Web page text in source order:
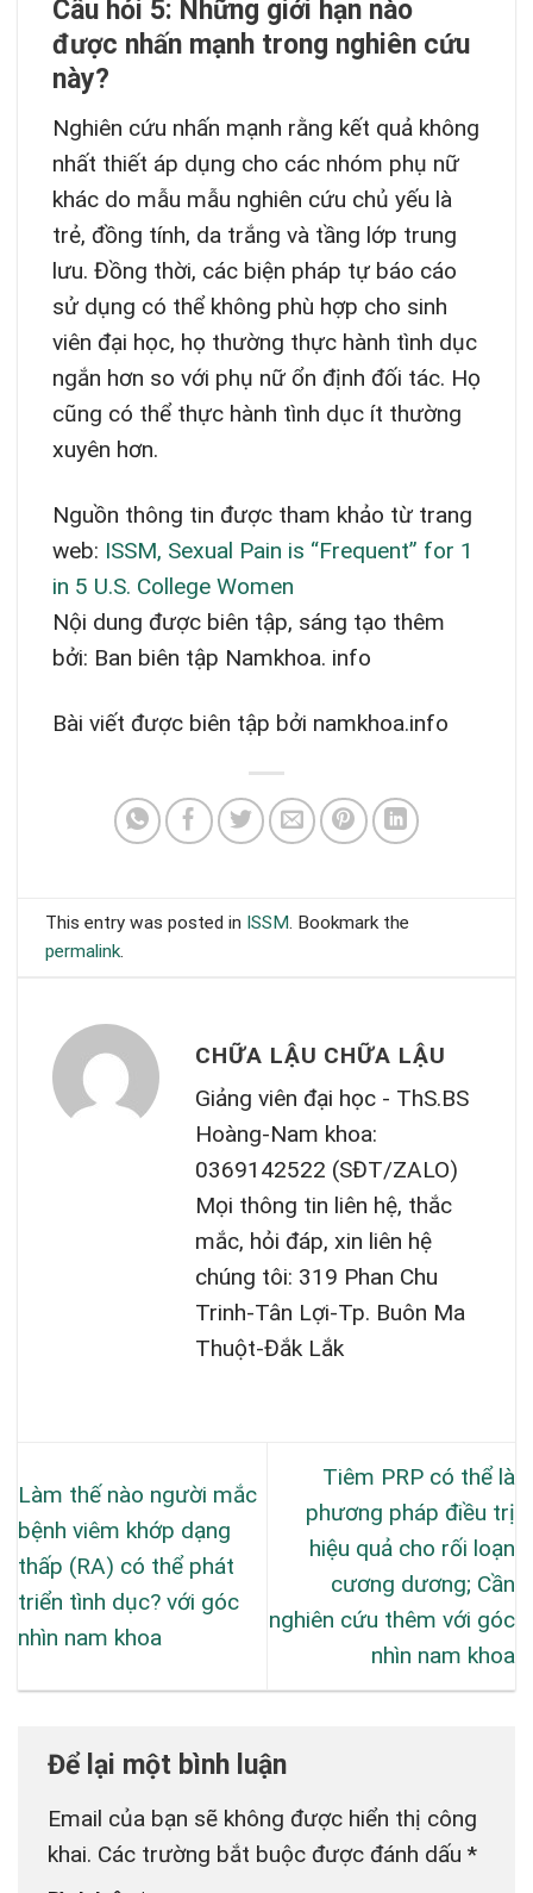
Câu hỏi 5: Những giới hạn nào
được nhấn mạnh trong nghiên cứu
này?
Nghiên cứu nhấn mạnh rằng kết quả không
nhất thiết áp dụng cho các nhóm phụ nữ
khác do mẫu mẫu nghiên cứu chủ yếu là
trẻ, đồng tính, da trắng và tầng lớp trung
lưu. Đồng thời, các biện pháp tự báo cáo
sử dụng có thể không phù hợp cho sinh
viên đại học, họ thường thực hành tình dục
ngắn hơn so với phụ nữ ổn định đối tác. Họ
cũng có thể thực hành tình dục ít thường
xuyên hơn.
Nguồn thông tin được tham khảo từ trang
web: ISSM, Sexual Pain is “Frequent” for 1
in 5 U.S. College Women
Nội dung được biên tập, sáng tạo thêm
bởi: Ban biên tập Namkhoa. info
Bài viết được biên tập bởi namkhoa.info
This entry was posted in ISSM. Bookmark the
permalink.
CHỮA LẬU CHỮA LẬU
Giảng viên đại học - ThS.BS
Hoàng-Nam khoa:
0369142522 (SĐT/ZALO)
Mọi thông tin liên hệ, thắc
mắc, hỏi đáp, xin liên hệ
chúng tôi: 319 Phan Chu
Trinh-Tân Lợi-Tp. Buôn Ma
Thuột-Đắk Lắk
Làm thế nào người mắc
bệnh viêm khớp dạng
thấp (RA) có thể phát
triển tình dục? với góc
nhìn nam khoa
Tiêm PRP có thể là
phương pháp điều trị
hiệu quả cho rối loạn
cương dương; Cần
nghiên cứu thêm với góc
nhìn nam khoa
Để lại một bình luận
Email của bạn sẽ không được hiển thị công
khai. Các trường bắt buộc được đánh dấu *